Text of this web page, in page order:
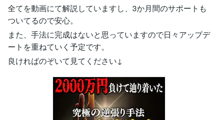
全てを動画にて解説していますし、3か月間のサポートも
ついてるので安心。
また、手法に完成はないと思っていますので日々アップデ
ートを重ねていく予定です。
良ければのぞいて見てください↓